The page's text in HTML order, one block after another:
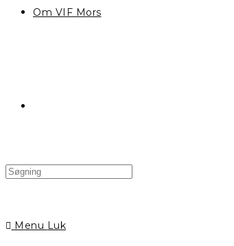
Om VIF Mors
Search
this
Menu Luk